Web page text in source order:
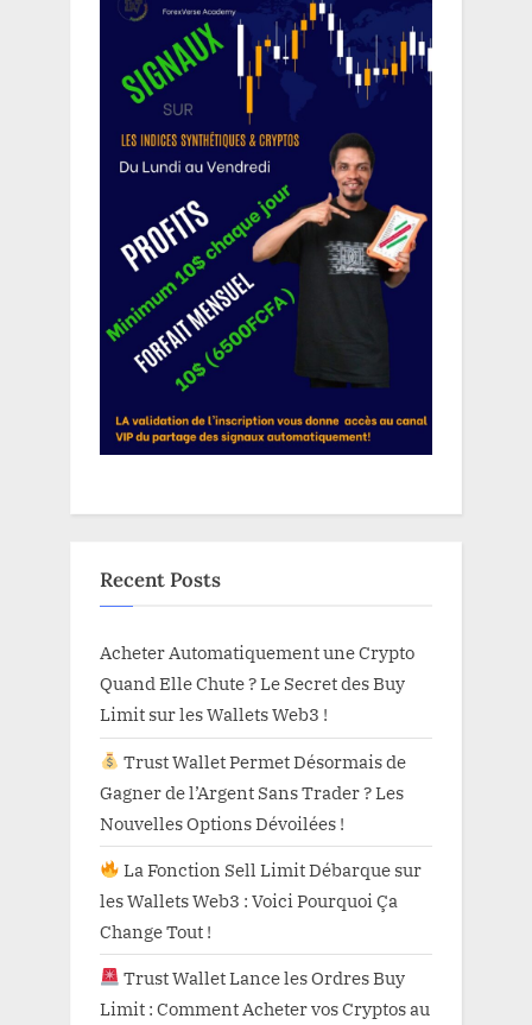
Recent Posts
Acheter Automatiquement une Crypto
Quand Elle Chute ? Le Secret des Buy
Limit sur les Wallets Web3 !
Trust Wallet Permet Désormais de
Gagner de l’Argent Sans Trader ? Les
Nouvelles Options Dévoilées !
La Fonction Sell Limit Débarque sur
les Wallets Web3 : Voici Pourquoi Ça
Change Tout !
Trust Wallet Lance les Ordres Buy
Limit : Comment Acheter vos Cryptos au